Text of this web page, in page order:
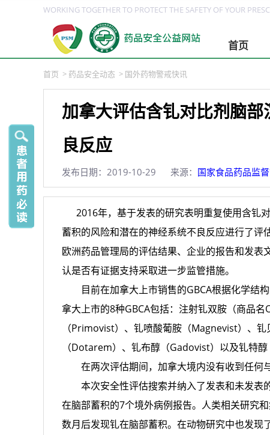
WORKING TOGETHER TO PROTECT THE SAFETY OF YOUR
首页
首页 > 药品安全动态 > 国外药物警戒快讯
加拿大评估含钆对比剂脑
良反应
发布日期：2019-10-29 来源： 国家食品药品监
2016年，基于发表的研究表明重复使用含钆
蓄积的风险和潜在的神经系统不良反应进行了
欧洲药品管理局的评估结果、企业的报告和发
认是否有证据支持采取进一步监管措施。
目前在加拿大上市销售的GBCA根据化学结构
拿大上市的8种GBCA包括：注射钆双胺（商品
（Primovist）、钆喷酸葡胺（Magnevist）、
（Dotarem）、钆布醇（Gadovist）以及钆特
在两次评估期间，加拿大境内没有收到任何与
本次安全性评估搜索并纳入了发表和未发表
在脑部蓄积的7个境外病例报告。人类相关研究
数月后发现钆在脑部蓄积。在动物研究中也发现